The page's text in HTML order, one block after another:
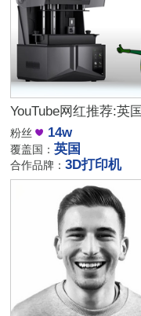
粉丝 14w
覆盖国：英国
合作品牌：3D打印机